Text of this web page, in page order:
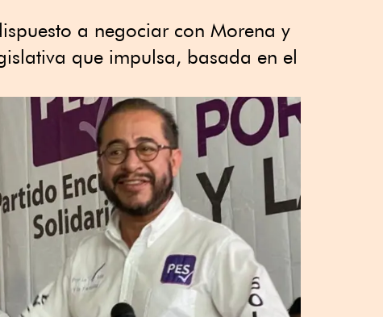
a negociar con Morena y
que impulsa, basada en el